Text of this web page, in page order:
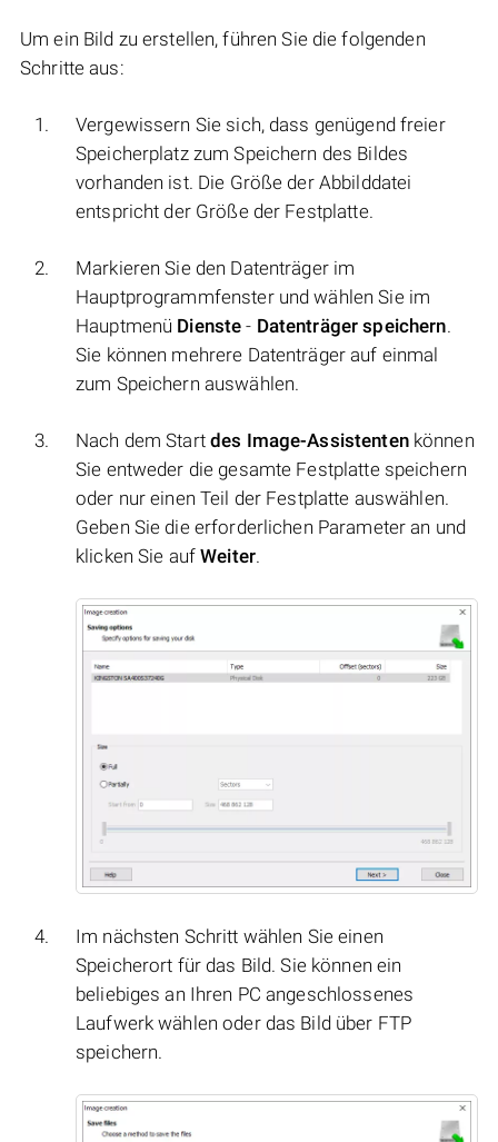
Um ein Bild zu erstellen, führen Sie die folgenden
Schritte aus:
Vergewissern Sie sich, dass genügend freier
Speicherplatz zum Speichern des Bildes
vorhanden ist. Die Größe der Abbilddatei
entspricht der Größe der Festplatte.
Markieren Sie den Datenträger im
Hauptprogrammfenster und wählen Sie im
Hauptmenü Dienste - Datenträger speichern.
Sie können mehrere Datenträger auf einmal
zum Speichern auswählen.
Nach dem Start des Image-Assistentenkönnen
Sie entweder die gesamte Festplatte speichern
oder nur einen Teil der Festplatte auswählen.
Geben Sie die erforderlichen Parameter an und
klicken Sie aufWeiter.
Im nächsten Schritt wählen Sie einen
Speicherort für das Bild. Sie können ein
beliebiges an Ihren PC angeschlossenes
Laufwerk wählen oder das Bild über FTP
speichern.